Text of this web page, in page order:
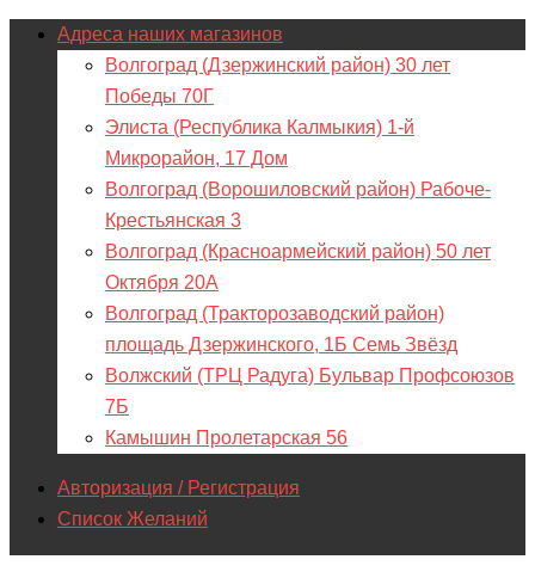
Адреса наших магазинов
Волгоград (Дзержинский район) 30 лет
Победы 70Г
Элиста (Республика Калмыкия) 1-й
Микрорайон, 17 Дом
Волгоград (Ворошиловский район) Рабоче-
Крестьянская 3
Волгоград (Красноармейский район) 50 лет
Октября 20А
Волгоград (Тракторозаводский район)
площадь Дзержинского, 1Б Семь Звёзд
Волжский (ТРЦ Радуга) Бульвар Профсоюзов
7Б
Камышин Пролетарская 56
Авторизация / Регистрация
Список Желаний